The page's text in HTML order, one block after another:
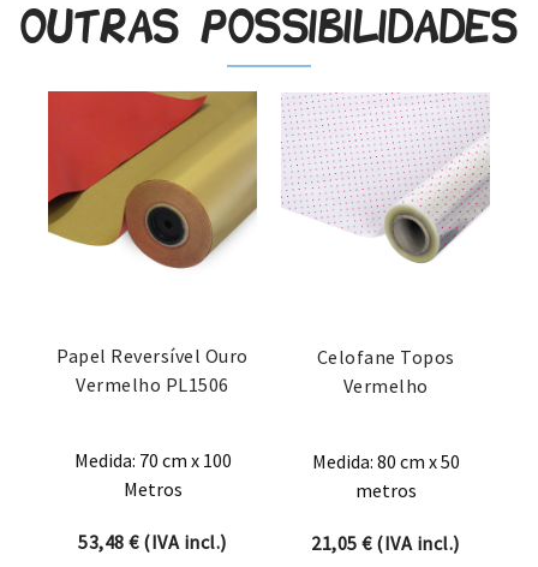
Outras possibilidades
Papel Reversível Ouro
Vermelho PL1506
Medida: 70 cm x 100
Metros
53,48€(IVA incl.)
Celofane Topos
Vermelho
Medida: 80 cm x 50
metros
21,05€(IVA incl.)